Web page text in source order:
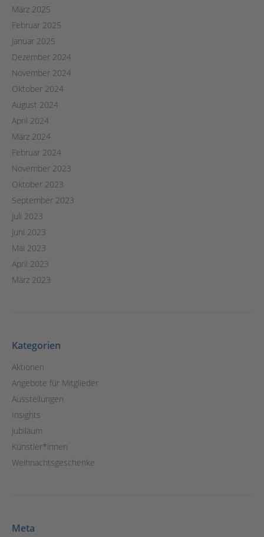
März 2025
Februar 2025
Januar 2025
Dezember 2024
November 2024
Oktober 2024
August 2024
April 2024
März 2024
Februar 2024
November 2023
Oktober 2023
September 2023
Juli 2023
Juni 2023
Mai 2023
April 2023
März 2023
Kategorien
Aktionen
Angebote für Mitglieder
Ausstellungen
Insights
Jubiläum
Künstler*innen
Weihnachtsgeschenke
Meta